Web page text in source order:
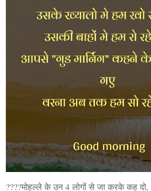
????मोहल्ले के उन 4 लोगों से जा करके कह दो,